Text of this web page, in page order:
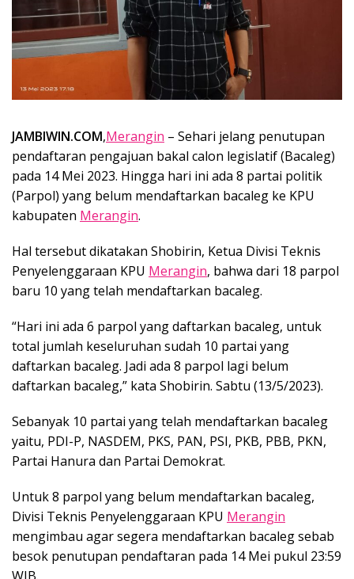
JAMBIWIN.COM,Merangin – Sehari jelang penutupan
pendaftaran pengajuan bakal calon legislatif (Bacaleg)
pada 14 Mei 2023. Hingga hari ini ada 8 partai politik
(Parpol) yang belum mendaftarkan bacaleg ke KPU
kabupaten Merangin.
Hal tersebut dikatakan Shobirin, Ketua Divisi Teknis
Penyelenggaraan KPU Merangin, bahwa dari 18 parpol
baru 10 yang telah mendaftarkan bacaleg.
“Hari ini ada 6 parpol yang daftarkan bacaleg, untuk
total jumlah keseluruhan sudah 10 partai yang
daftarkan bacaleg. Jadi ada 8 parpol lagi belum
daftarkan bacaleg,” kata Shobirin. Sabtu (13/5/2023).
Sebanyak 10 partai yang telah mendaftarkan bacaleg
yaitu, PDI-P, NASDEM, PKS, PAN, PSI, PKB, PBB, PKN,
Partai Hanura dan Partai Demokrat.
Untuk 8 parpol yang belum mendaftarkan bacaleg,
Divisi Teknis Penyelenggaraan KPU Merangin
mengimbau agar segera mendaftarkan bacaleg sebab
besok penutupan pendaftaran pada 14 Mei pukul 23:59
WIB.